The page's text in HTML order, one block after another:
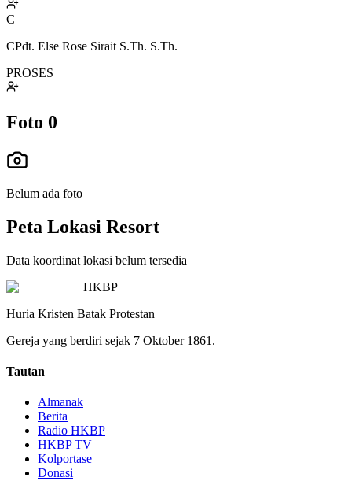
C
CPdt. Else Rose Sirait S.Th. S.Th.
PROSES
Foto 0
Belum ada foto
Peta Lokasi Resort
Data koordinat lokasi belum tersedia
HKBP
Huria Kristen Batak Protestan
Gereja yang berdiri sejak 7 Oktober 1861.
Tautan
Almanak
Berita
Radio HKBP
HKBP TV
Kolportase
Donasi